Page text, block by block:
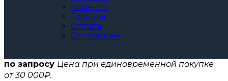
Клиенты
Бренды
Оплата
Оптовикам
по запросу Цена при единовременной покупке
от 30 000₽.